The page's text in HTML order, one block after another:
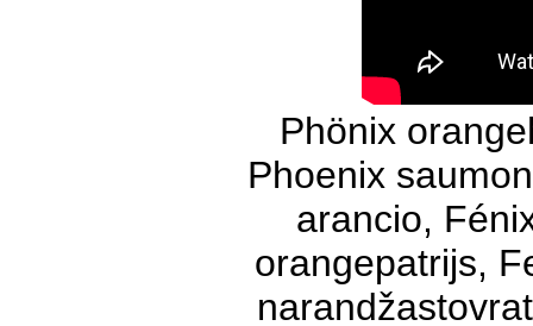
Phönix
Phoenix
arancio,
orangepatrijs,